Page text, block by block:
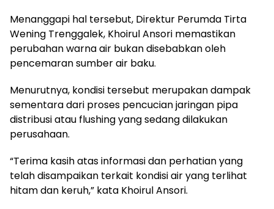
Menanggapi hal tersebut, Direktur Perumda Tirta
Wening Trenggalek, Khoirul Ansori memastikan
perubahan warna air bukan disebabkan oleh
pencemaran sumber air baku.
Menurutnya, kondisi tersebut merupakan dampak
sementara dari proses pencucian jaringan pipa
distribusi atau flushing yang sedang dilakukan
perusahaan.
“Terima kasih atas informasi dan perhatian yang
telah disampaikan terkait kondisi air yang terlihat
hitam dan keruh,” kata Khoirul Ansori.